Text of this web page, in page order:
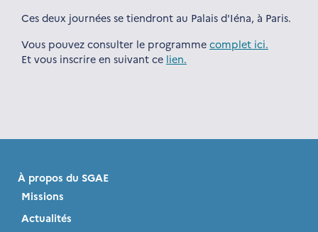
Ces deux journées se tiendront au Palais d'Iéna, à Paris.
Vous pouvez consulter le programme complet ici.
Et vous inscrire en suivant ce lien.
À propos du SGAE
Missions
Actualités